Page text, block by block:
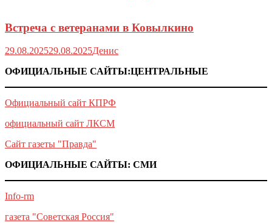
Встреча с ветеранами в Ковылкино
29.08.202529.08.2025Денис
ОФИЦИАЛЬНЫЕ САЙТЫ:ЦЕНТРАЛЬНЫЕ
Официальный сайт КПРФ
официальный сайт ЛКСМ
Сайт газеты "Правда"
ОФИЦИАЛЬНЫЕ САЙТЫ: СМИ
Info-rm
газета "Советская Россия"